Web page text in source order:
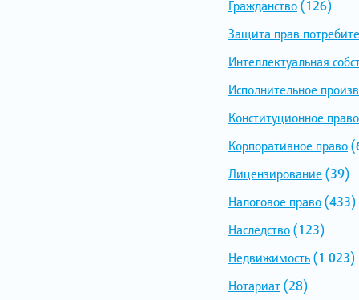
Гражданство(126)
Защита прав
Интеллектуальная
Исполнительное
Конституционное право
Корпоративное право
Лицензирование (39)
Налоговое право(433)
Наследство(123)
Недвижимость(1 023)
Нотариат(28)